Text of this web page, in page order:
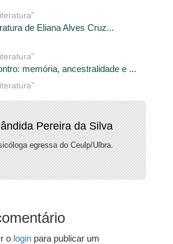
de Eliana Alves Cruz...
memória, ancestralidade e ...
Pereira da Silva
egressa do Ceulp/Ulbra.
o login para publicar um